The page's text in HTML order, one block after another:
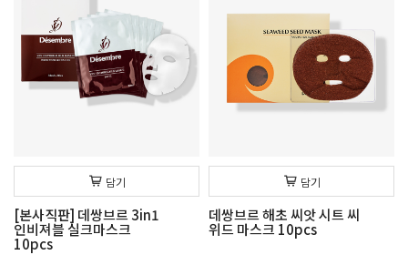
담기
[본사직판] 데쌍브르 3in1
인비져블 실크마스크
10pcs
담기
데쌍브르 해초 씨앗 시트 씨
위드 마스크 10pcs